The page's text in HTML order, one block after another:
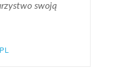
swoją